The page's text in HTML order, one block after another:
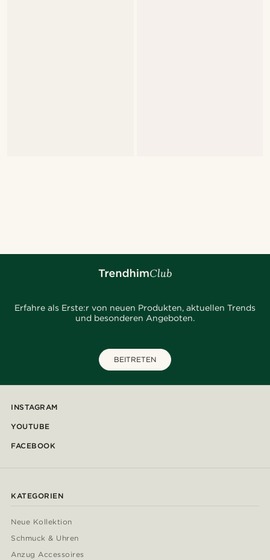
Erfahre als Erste:r von neuen Produkten, aktuellen Trends
und besonderen Angeboten.
BEITRETEN
INSTAGRAM
YOUTUBE
FACEBOOK
KATEGORIEN
Neue Kollektion
Schmuck & Uhren
Anzug Accessoires